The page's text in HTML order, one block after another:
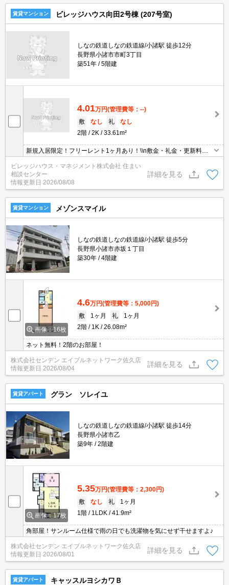
賃貸マンション ビレッジハウス向田2号棟 (207号室)
しなの鉄道しなの鉄道線/小諸駅 徒歩12分
長野県小諸市市町3丁目
築51年
5階建
4.01万円(管理費等：--)
敷
なし 礼
なし
2階
2K 33.61m²
新規入居限定！フリーレント1ヶ月あり！\\n敷金・礼金・更新料・
鍵交換手数料0円！※契約内容や審査の結果、敷金をお預かりする
場合がございます。
ビレッジハウス・マネジメント株式会社 住まい
相談センター
情報更新日 2026/08/08
詳細を見る
賃貸マンション メゾンスマイル
しなの鉄道しなの鉄道線/小諸駅 徒歩5分
長野県小諸市赤坂１丁目
築30年
4階建
画像：16枚
4.6万円(管理費等：5,000円)
敷
1ヶ月 礼
1ヶ月
2階
1K 26.08m²
ネット無料！2階のお部屋！
株式会社センデン エイブルネットワーク佐久店
情報更新日 2026/08/04
詳細を見る
賃貸アパート グラン ソレイユ
しなの鉄道しなの鉄道線/小諸駅 徒歩14分
長野県小諸市乙
築9年
2階建
画像：17枚
5.35万円(管理費等：2,300円)
敷
なし 礼
1ヶ月
1階
1LDK 41.9m²
角部屋！サンルーム仕様で雨の日でも洗濯物を気にせず干せますよ♪
株式会社センデン エイブルネットワーク佐久店
情報更新日 2026/08/01
詳細を見る
賃貸アパート キャッスルヨシカワＢ